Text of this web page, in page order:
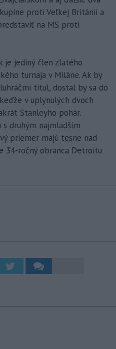
proti Veľkej Británii a
na MS proti
je jediný člen zlatého
turnaja v Miláne. Ak by
titul, dostal by sa do
v uplynulých dvoch
Stanleyho pohár.
druhým najmladším
priemer majú tesne nad
34-ročný obranca Detroitu